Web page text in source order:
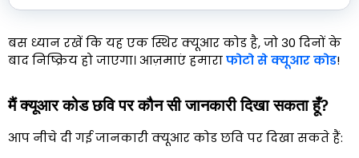
बस ध्यान रखें कि यह एक स्थिर क्यूआर कोड है, जो 30 दिनों के
बाद निष्क्रिय हो जाएगा। आज़माएं हमाराफोटो से क्यूआर कोड!
मैं क्यूआर कोड छवि पर कौन सी जानकारी दिखा सकता हूँ?
आप नीचे दी गई जानकारी क्यूआर कोड छवि पर दिखा सकते हैं: